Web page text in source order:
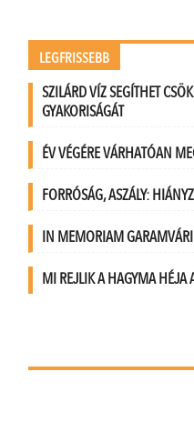
LEGFRISSEBB
SZILÁRD VÍZ SEGÍTHET
GYAKORISÁGÁT
ÉV VÉGÉRE VÁRHATÓAN
FORRÓSÁG, ASZÁLY:
IN MEMORIAM
MI REJLIK A HAGYMA HÉJA